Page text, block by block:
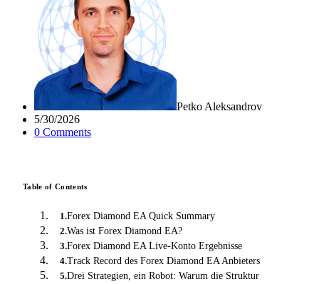
Petko Aleksandrov
5/30/2026
0 Comments
Table of Contents
1.Forex Diamond EA Quick Summary
2.Was ist Forex Diamond EA?
3.Forex Diamond EA Live-Konto Ergebnisse
4.Track Record des Forex Diamond EA Anbieters
5.Drei Strategien, ein Robot: Warum die Struktur